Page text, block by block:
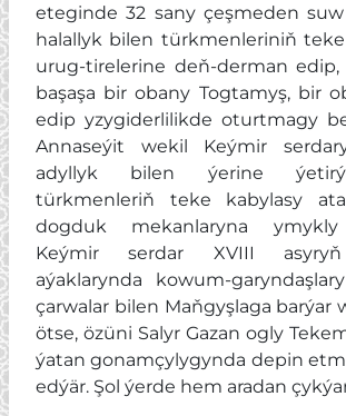
eteginde 32 sany çeşmeden suw
halallyk bilen türkmenleriniň
urug-tirelerine deň-derman
başaşa bir obany Togtamyş, bir
edip yzygiderlilikde oturtmagy
Annaseýit wekil Keýmir
adyllyk bilen ýerine
türkmenleriň teke kabylasy
dogduk mekanlaryna ymykly
Keýmir serdar XVIII
aýaklarynda kowum-
çarwalar bilen Maňgyşlaga barýar
ötse, özüni Salyr Gazan ogly
ýatan gonamçylygynda depin
edýär. Şol ýerde hem aradan